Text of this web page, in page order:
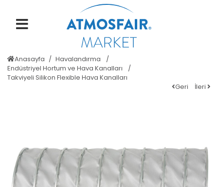
Anasayfa
Havalandırma
Endüstriyel Hortum ve Hava Kanalları
Takviyeli Silikon Flexible Hava Kanalları
Geri
İleri